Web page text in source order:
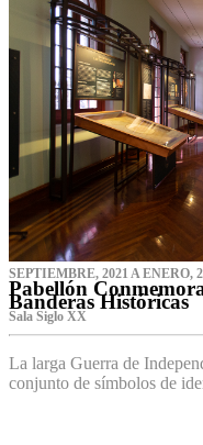
SEPTIEMBRE, 2021 A ENERO,
Pabellón
Banderas Históricas
Sala Siglo XX
La larga Guerra de
conjunto de símbolos de